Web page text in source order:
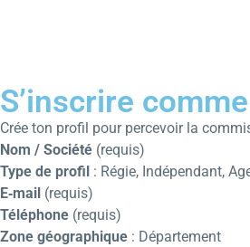
S’inscrire
Crée ton profil pour percevoir la
Nom / Société (requis)
Type de profil : Régie, Indépendant,
E‑mail (requis)
Téléphone (requis)
Zone géographique : Département